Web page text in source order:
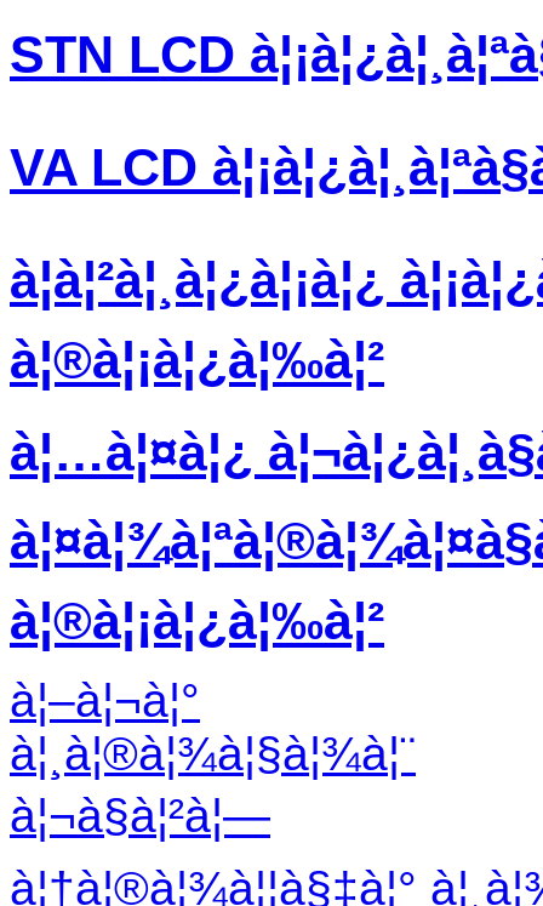
STN LCD
VA LCD
à¦à¦²à¦¸à¦¿à¦¡à¦¿
à¦®à¦¡à¦¿à¦‰à¦²
à¦…à¦¤à¦¿
à¦®à¦¡à¦¿à¦‰à¦²
à¦–à¦¬à¦°
à¦¸à¦®à¦¾à¦§à¦¾à¦¨
à¦¬à§à¦²à¦—
à¦†à¦®à¦¾à¦¦à§‡à¦°